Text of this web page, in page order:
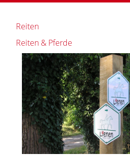
Reiten
Reiten & Pferde